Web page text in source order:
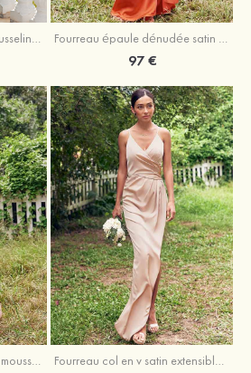
Robe trapèze col en v mousseline ras du sol robe de demoiselle d'honneur Fourreau épaule dénudée satin extensible ras du sol robe de demoiselle d'honneur
97 €
Robe trapèze col bénitier mousseline ras du sol robe de demoiselle d'honneur Fourreau col en v satin extensible asymétrique robe de demoiselle d'honneur